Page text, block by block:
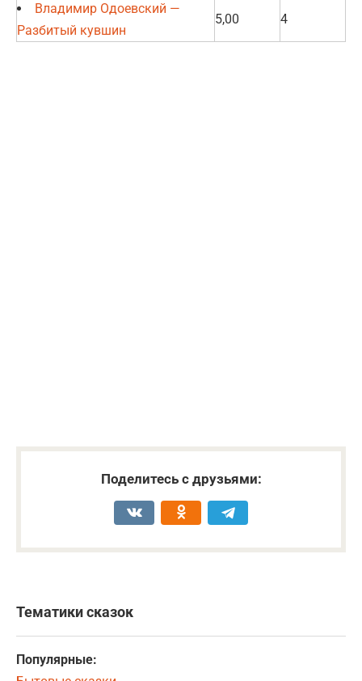
Владимир Одоевский —
Разбитый кувшин
5,00 4
Поделитесь с друзьями:
Тематики сказок
Популярные: